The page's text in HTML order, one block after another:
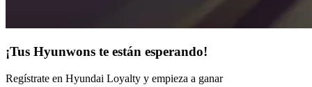
¡Tus Hyunwons te están esperando!
Regístrate en Hyundai Loyalty y empieza a ganar